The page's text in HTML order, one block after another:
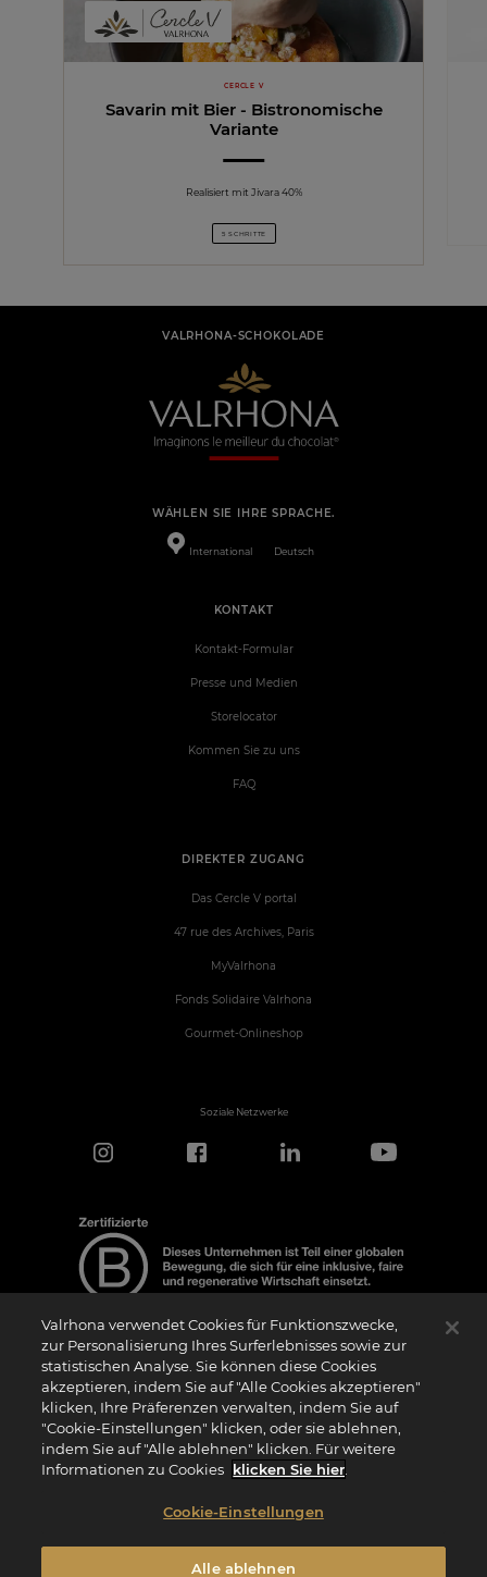
CERCLE V
Savarin mit Bier - Bistronomische
Variante
Realisiert mit Jivara 40%
5 SCHRITTE
VALRHONA-SCHOKOLADE
WÄHLEN SIE IHRE SPRACHE.
International Deutsch
DIREKTER ZUGANG
Das Cercle V portal
47 rue des Archives, Paris
MyValrhona
Fonds Solidaire Valrhona
Gourmet-Onlineshop
KONTAKT
Kontakt-Formular
Presse und Medien
Storelocator
Kommen Sie zu uns
FAQ
Soziale Netzwerke
Hinweis zur Zertifizierung
Das Logo “Certified B Corporation” (bzw. die Versionen in anderen Sprachen, wie
z.B. “Zertifizierte B Corporation”) wird von B Lab, einer privaten Non-Profit-
Organisation, an Unternehmen vergeben, die wie wir das B Impact Assessment
(“BIA”) erfolgreich abgeschlossen haben und die Anforderungen von B Lab an
soziale und ökologische Leistung, Verantwortung und Transparenz erfüllen. Es wird
darauf hingewiesen, dass B Lab weder eine Konformitätsbewertungsstelle im Sinne
der Verordnung (EU) Nr. 765/2008 noch eine nationale, europäische oder
ist. Die Kriterien des BIA sind eigenständig und unabhängig von den harmonisierten
Standards, die sich aus ISO-Normen oder anderen Normungsgremien ergeben, und
ratifiziert.
Valrhona verwendet Cookies für Funktionszwecke,
zur Personalisierung Ihres Surferlebnisses sowie zur
statistischen Analyse. Sie können diese Cookies
akzeptieren, indem Sie auf "Alle Cookies akzeptieren"
klicken, Ihre Präferenzen verwalten, indem Sie auf
"Cookie-Einstellungen" klicken, oder sie ablehnen,
indem Sie auf "Alle ablehnen" klicken. Für weitere
Informationen zu Cookies klicken Sie hier
Cookie-Einstellungen
Alle ablehnen